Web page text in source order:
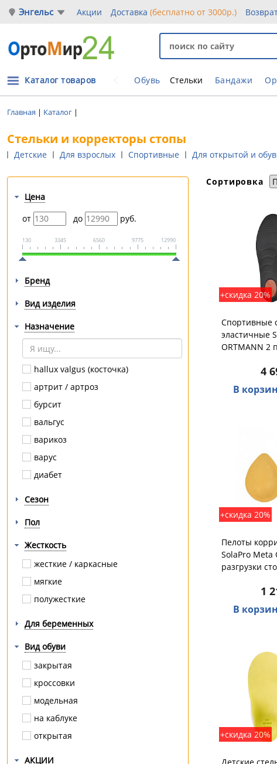
Энгельс Акции Доставка(бесплатно от 3000р.)
Обувь Стельки Бандажи
Каталог товаров
Главная | Каталог |
Стельки и корректоры стопы
Детские Для взрослых Спортивные Для открытой и
Цена
от
до руб.
130 3345 6560 9775 12990
Бренд
Вид изделия
Назначение
hallux valgus (косточка)
артрит / артроз
бурсит
вальгус
варикоз
варус
диабет
мозоли / натоптыши
плоскостопие
плоскостопие поперечное
плоскостопие продольное
полая стопа
усталость
хронические заболевания вен
шпора
Сезон
Пол
Жесткость
жесткие / каркасные
мягкие
полужесткие
Для беременных
Вид обуви
закрытая
кроссовки
модельная
на каблуке
открытая
АКЦИИ
Сортировка
+скидка 20%
Спортивные
эластичные
ORTMANN 2
4
В
+скидка 20%
Пелоты
SolaPro Meta
разгрузки
1
В
+скидка 20%